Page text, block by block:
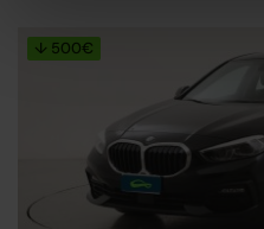
↓ 500€